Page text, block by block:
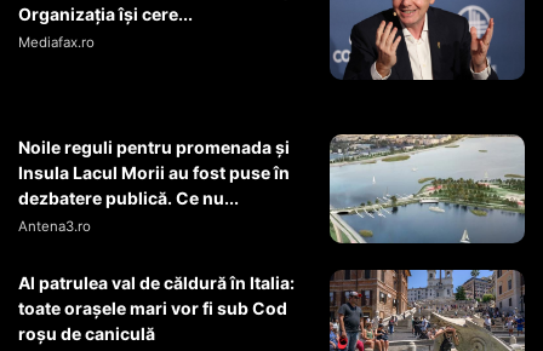
Organizația își cere...
Mediafax.ro
Noile reguli pentru promenada și
Insula Lacul Morii au fost puse în
dezbatere publică. Ce nu...
Antena3.ro
Al patrulea val de căldură în Italia:
toate orașele mari vor fi sub Cod
roșu de caniculă